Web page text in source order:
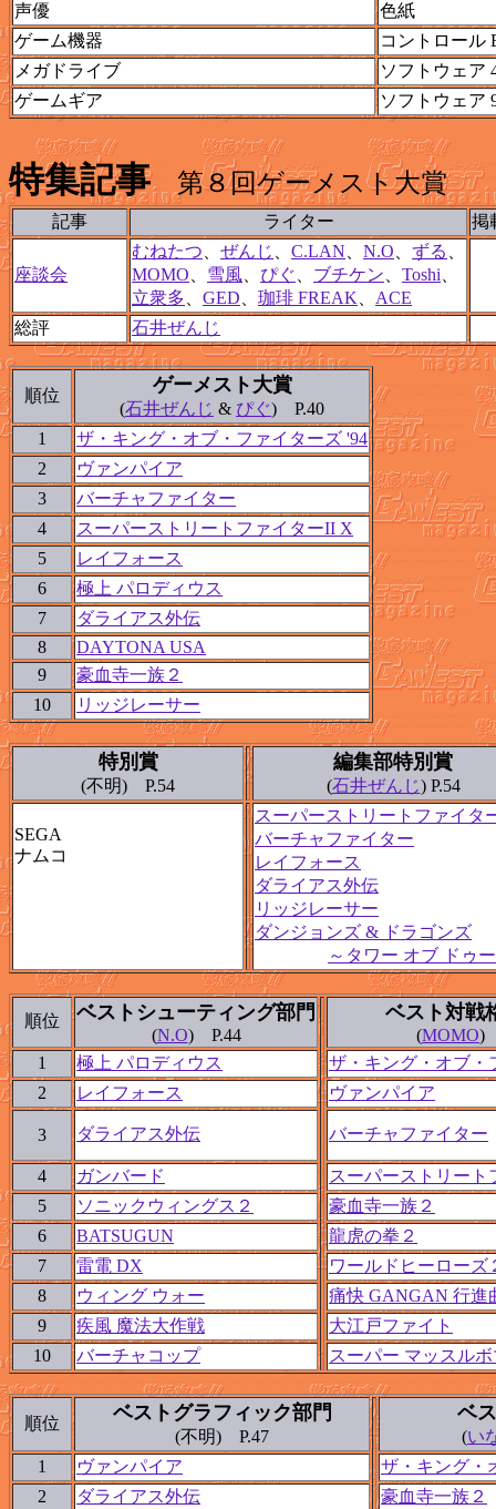
声優
色紙
ゲーム機器
コントロール
メガドライブ
ソフトウェア
ゲームギア
ソフトウェア
特集記事第８回ゲーメスト大賞
記事 ライター 掲
座談会
むねたつ ぜんじ C.LAN N.O ずる
MOMO
雪風 ぴぐ ブチケン Toshi
立衆多
GED 珈琲 FREAK
ACE
総評
石井ぜんじ
順位 ゲーメスト大賞
(石井ぜんじ & ぴぐ) P.40
1
ザ・キング・オブ・ファイターズ '94
2
ヴァンパイア
3
バーチャファイター
4
スーパーストリートファイターII X
5
レイフォース
6
極上 パロディウス
7
ダライアス外伝
8
DAYTONA USA
9
豪血寺一族２
10
リッジレーサー
特別賞
(不明) P.54
編集部特別賞
(石井ぜんじ) P.54
SEGA
ナムコ
スーパーストリートファイタ
バーチャファイター
レイフォース
ダライアス外伝
リッジレーサー
ダンジョンズ & ドラゴンズ
～タワー オブ ドゥ
順位 ベストシューティング部門
(N.O) P.44
ベスト対戦
(MOMO)
1
極上 パロディウス
ザ・キング・オブ・
2
レイフォース ヴァンパイア
3 ダライアス外伝 バーチャファイター
4 ガンバード
スーパーストリート
5
ソニックウィングス２
豪血寺一族２
6
BATSUGUN
龍虎の拳２
7
雷電 DX
ワールドヒーローズ
8
ウィング ウォー
痛快 GANGAN 行進
9
疾風 魔法大作戦
大江戸ファイト
10
バーチャコップ スーパー マッスル
順位 ベストグラフィック部門
(不明) P.47
ベ
(い
1
ヴァンパイア
ザ・キング・
2
ダライアス外伝 豪血寺一族２